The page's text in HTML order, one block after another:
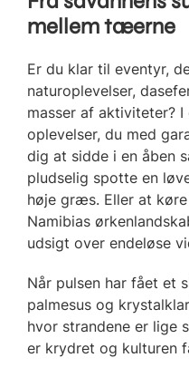
mellem tæerne
Er du klar til eventyr,
naturoplevelser,
masser af aktiviteter?
oplevelser, du med
dig at sidde i en åben
pludselig spotte en
høje græs. Eller at
Namibias
udsigt over endeløse
Når pulsen har fået et
palmesus og
hvor strandene er lige
er krydret og kulturen